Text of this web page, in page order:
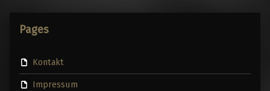
Pages
Kontakt
Impressum